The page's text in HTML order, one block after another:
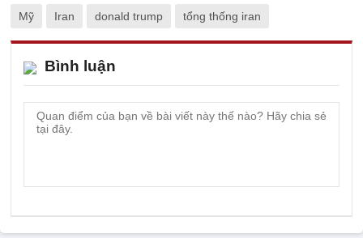
Mỹ Iran donald trump tổng thống iran
Bình luận